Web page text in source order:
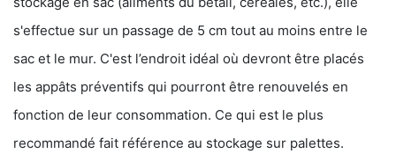
s'effectue sur un passage de 5 cm tout au moins entre le
sac et le mur. C'est l’endroit idéal où devront être placés
les appâts préventifs qui pourront être renouvelés en
fonction de leur consommation. Ce qui est le plus
recommandé fait référence au stockage sur palettes.